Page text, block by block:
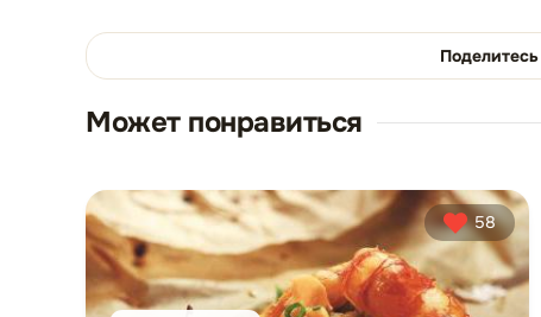
Может понравиться
58